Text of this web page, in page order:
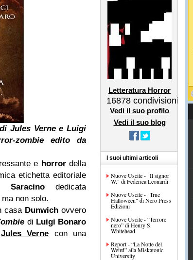
Jules Verne e Luigi
zombie edito da
e horrordella
etichetta editoriale
Saracino dedicata
non solo.
casa Dunwich ovvero
di Luigi Bonaro
Jules Verne con una
Letteratura Horror
16878 condivisioni
Vedi il suo profilo
Vedi il suo blog
I suoi ultimi articoli
Nuove Uscite - "Il signor
W." di Federica Leonardi
Nuove Uscite - "True
Halloween" di Nero Press
Edizioni
Nuove Uscite - “Terrore
nero” di Henry S.
Whitehead
Report - “La Notte del
Weird” alla Miskatonic
University